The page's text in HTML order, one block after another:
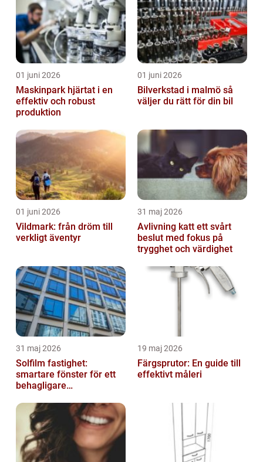
01 juni 2026
Maskinpark hjärtat i en
effektiv och robust
produktion
01 juni 2026
Bilverkstad i malmö så
väljer du rätt för din bil
01 juni 2026
Vildmark: från dröm till
verkligt äventyr
31 maj 2026
Avlivning katt ett svårt
beslut med fokus på
trygghet och värdighet
31 maj 2026
Solfilm fastighet:
smartare fönster för ett
behagligare
19 maj 2026
Färgsprutor: En guide till
effektivt måleri